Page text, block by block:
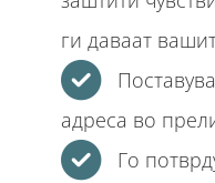
ги даваат
адреса во
Го